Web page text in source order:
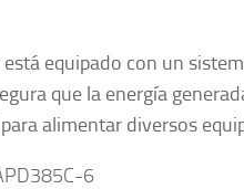
está equipado con un
que la energía
alimentar diversos
6